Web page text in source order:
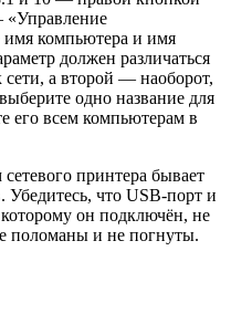
компьютера и имя
должен различаться
а второй — наоборот,
одно название для
его всем компьютерам в
принтера бывает
Убедитесь, что USB-порт и
он подключён, не
поломаны и не погнуты.